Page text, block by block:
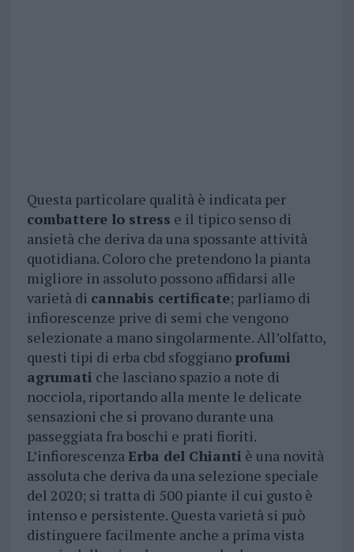
Questa particolare qualità è indicata per
combattere lo stress e il tipico senso di
ansietà che deriva da una spossante attività
quotidiana. Coloro che pretendono la pianta
migliore in assoluto possono affidarsi alle
varietà di cannabis certificate; parliamo di
infiorescenze prive di semi che vengono
selezionate a mano singolarmente. All’olfatto,
questi tipi di erba cbd sfoggiano profumi
agrumati che lasciano spazio a note di
nocciola, riportando alla mente le delicate
sensazioni che si provano durante una
passeggiata fra boschi e prati fioriti.
L’infiorescenzaErba del Chianti è una novità
assoluta che deriva da una selezione speciale
del 2020; si tratta di 500 piante il cui gusto è
intenso e persistente. Questa varietà si può
distinguere facilmente anche a prima vista